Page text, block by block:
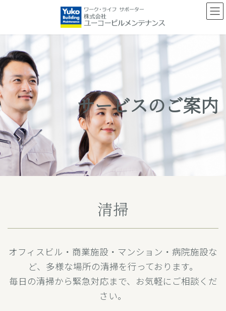
テ
ツ
へ
ス
キ
ッ
プ
ゲ
シ
ョ
ン
に
移
動
サービスのご案内
清掃
オフィスビル・商業施設・マンション・病院施設な
ど、多様な場所の清掃を行っております。
毎日の清掃から緊急対応まで、お気軽にご相談くだ
さい。